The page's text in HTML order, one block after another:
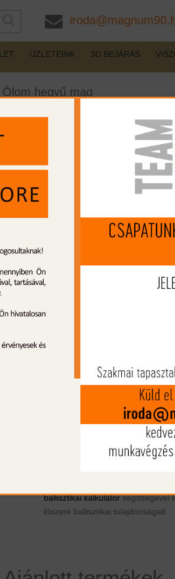
ÜZLETEINK 3D BEJÁRÁS
Ólom hegyű mag
Shok Federal
Federal
270 Win.
Kártyát
Termék leírás
270Win Copper 130gr 8,4g
Federal - A Federal Power-Shok
hagyományos, rézmagos
megbízható pontosságot és
kínálnak. A méltán elismert
lőpor a biztosíték rá, hogy nem
lőszert közepes és nagyméretű
Torkolati sebesség: 3060 FPS
Ballisztikai együttható: 0,287
ballisztikai kalkulátorsegítségével
lőszere ballisztikai tulajdonságait.